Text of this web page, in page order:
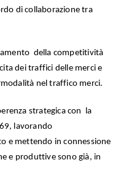
di collaborazione tra
della competitività
dei traffici delle merci e
nel traffico merci.
strategica con la
lavorando
e mettendo in connessione
e produttive sono già, in